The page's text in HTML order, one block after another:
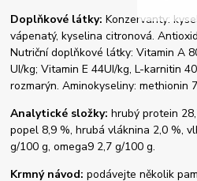
Doplňkové látky: Konzervanty:
vápenatý, kyselina citronová.
Nutriční doplňkové látky: Vitamin A
UI/kg; Vitamin E 44UI/kg, L-karnitin
rozmarýn. Aminokyseliny: methionin
Analytické složky: hrubý protein
popel 8,9 %, hrubá vláknina 2,0 %,
g/100 g, omega9 2,7 g/100 g.
Krmný návod: podávejte několik